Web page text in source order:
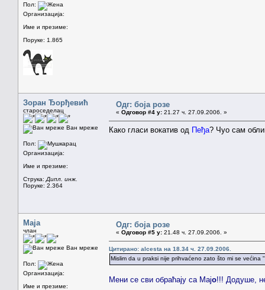
Пол:
Организација:
Име и презиме:
Поруке: 1.865
Зоран Ђорђевић
староседелац
Ван мреже
Пол:
Организација:
Име и презиме:
Струка: Дипл. инж.
Поруке: 2.364
Одг: боја розе
« Одговор #4 у: 21.27 ч. 27.09.2006. »
Како гласи вокатив од Пеђа? Чуо сам
Maja
члан
Ван мреже
Пол:
Организација:
Име и презиме:
Одг: боја розе
« Одговор #5 у: 21.48 ч. 27.09.2006. »
Цитирано: alcesta на 18.34 ч. 27.09.2006.
Mislim da u praksi nije prihvaćeno zato što mi se
Мени се сви обраћају са Мајо!!! Додуше,